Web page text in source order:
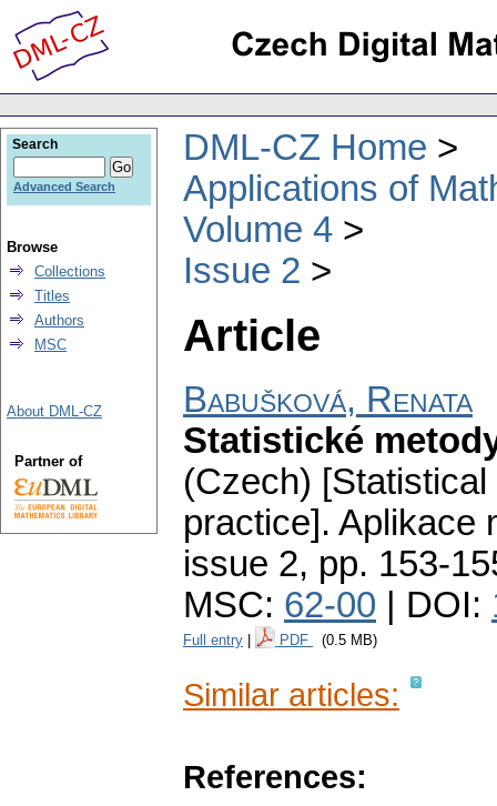
DML-CZ Home
Applications of
Volume 4
Issue 2
Article
Babušková, Renata
Statistické
(Czech)
practice]. Aplikace
issue 2, pp. 153-
MSC: 62-00 | DOI:
Full entry PDF (0.5 MB)
Similar articles:
References:
Search
Advanced Search
Browse
Collections
Titles
Authors
MSC
About DML-CZ
Partner of